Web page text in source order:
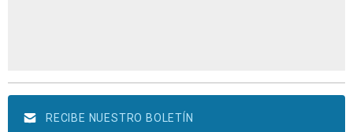
RECIBE NUESTRO BOLETÍN